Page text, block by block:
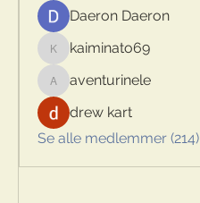
Daeron Daeron
kaiminato69
kaiminato69
aventurinele
aventurinele
drew kart
Se alle medlemmer (214)